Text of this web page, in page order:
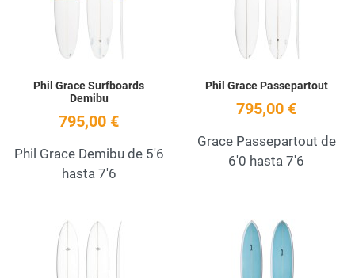
Phil Grace Surfboards
Demibu
795,00 €
Phil Grace Demibu de 5'6
hasta 7'6
Phil Grace Passepartout
795,00 €
Grace Passepartout de
6'0 hasta 7'6
Add to Wishlist